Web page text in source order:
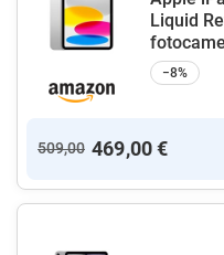
Liquid
−8%
509,00 469,00 €